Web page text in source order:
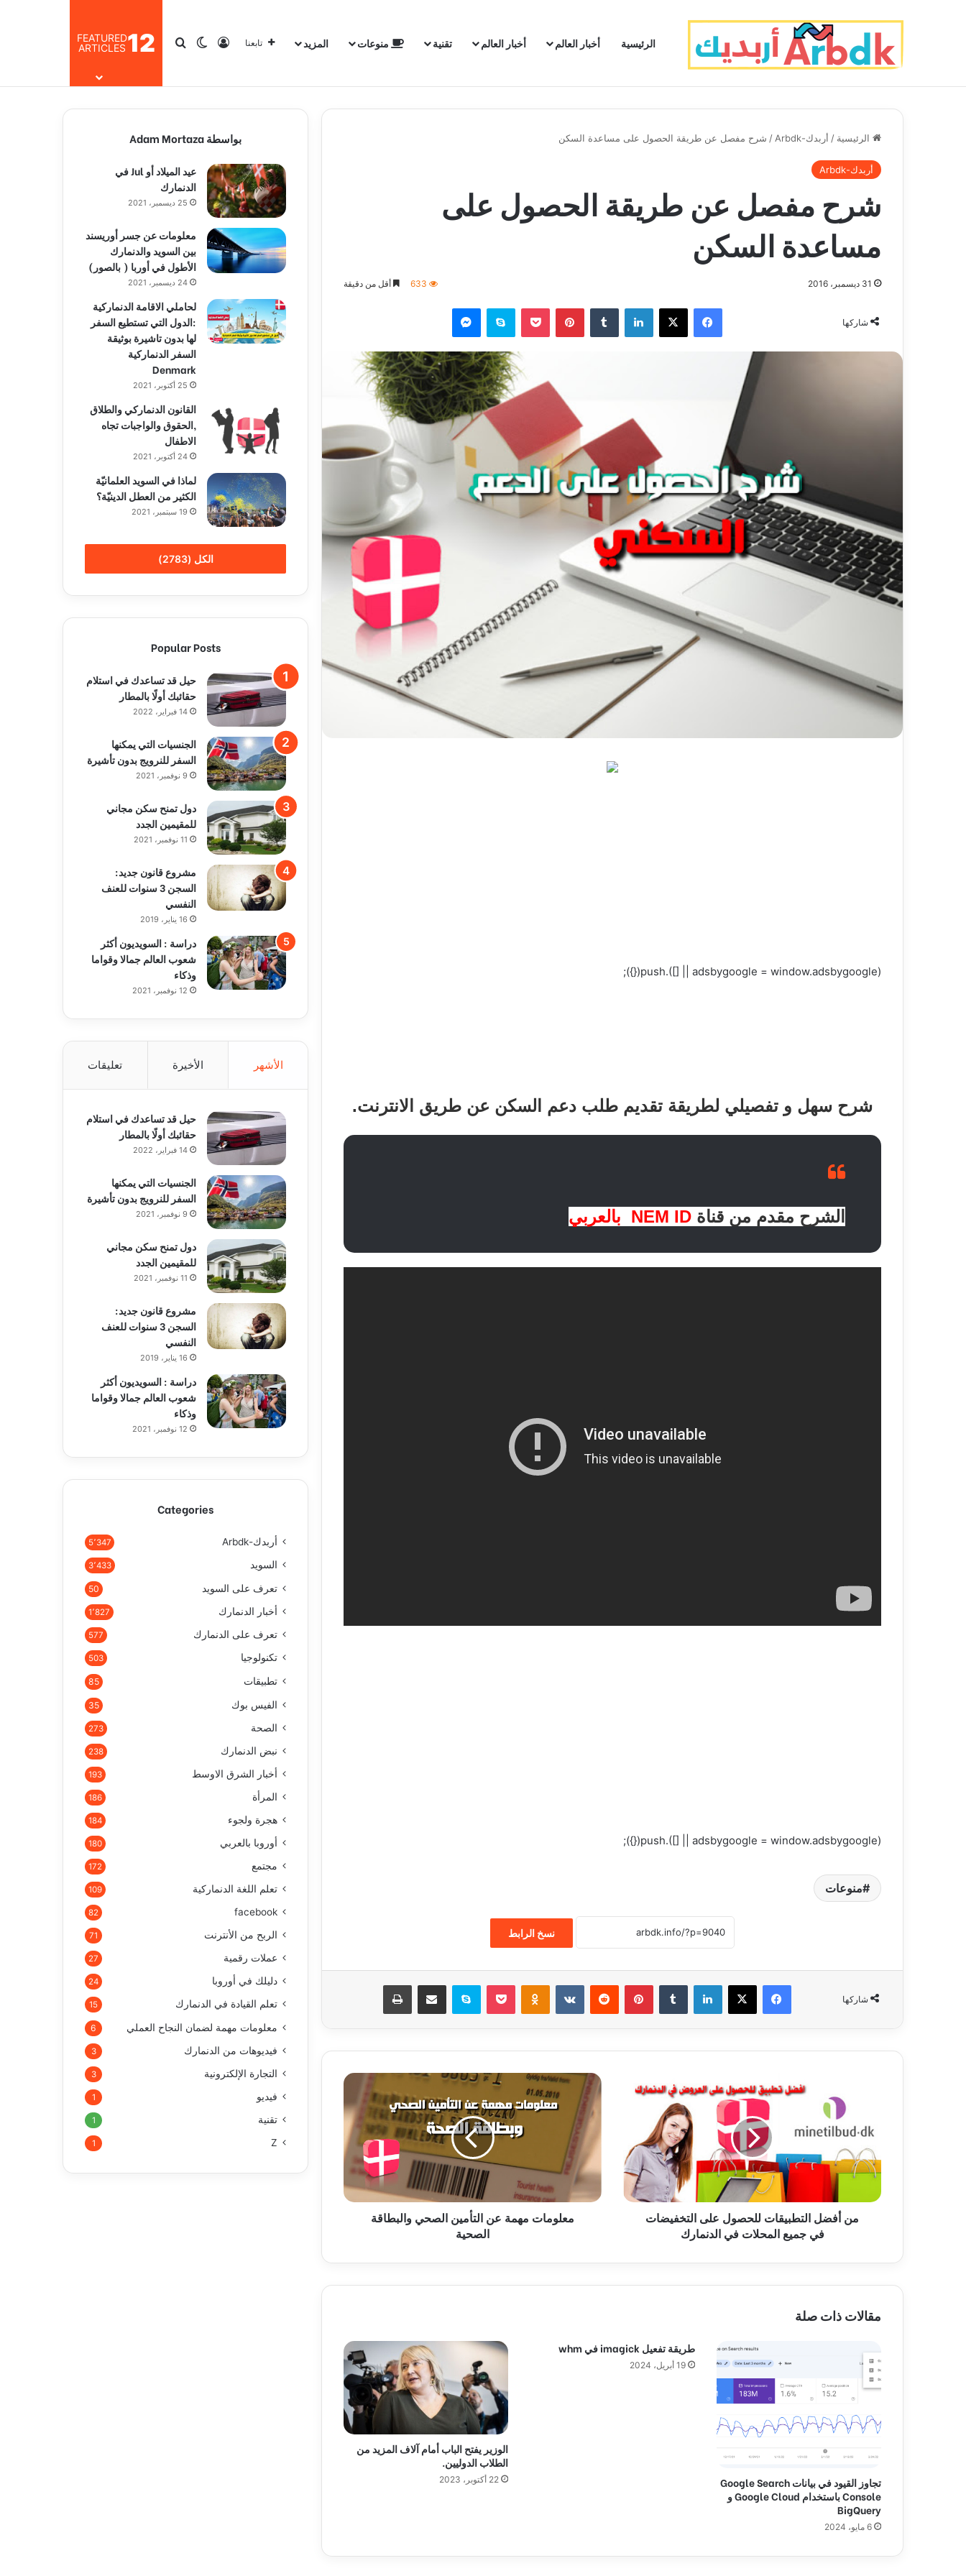
الرئيسية أخبار العالم أخبار العالم تقنية منوعات المزيد تابعنا تسجيل الدخول
الوضع المظلم
بحث عن12
FEATURED
ARTICLES
الرئيسية / أربدك-Arbdk / شرح مفصل عن طريقة الحصول على مساعدة السكن
أربدك-Arbdk
شرح مفصل عن طريقة الحصول على
مساعدة السكن
31 ديسمبر، 2016 633 أقل من دقيقة
شاركها
فيسبوك ‫X لينكدإن بينتيريست سكايب
(adsbygoogle = window.adsbygoogle || []).push({});
شرح سهل و تفصيلي لطريقة تقديم طلب دعم السكن عن طريق الانترنت.
الشرح مقدم من قناة NEM ID بالعربي
(adsbygoogle = window.adsbygoogle || []).push({});
منوعات
نسخ الرابط
شاركها
فيسبوك ‫X لينكدإن بينتيريست ‏VKontakte سكايب
ض
ل
ا
ت
ق
ل
ص
و
ل
ى
خ
ف
ي
ض
من أفضل التطبيقات للحصول على التخفيضات
في جميع المحلات في الدنمارك
م
ع
م
ت
ه
ن
ي
معلومات مهمة عن التأمين الصحي والبطاقة
الصحية
مقالات ذات صلة
تجاوز القيود في بيانات Google Search
Console باستخدام Google Cloud و
BigQuery
6 مايو، 2024
طريقة تفعيل imagick في whm
19 أبريل، 2024
الوزير يفتح الباب أمام آلاف المزيد من
الطلاب الدوليين.
22 أكتوبر، 2023
بواسطة Adam Mortaza
عيد الميلاد أو Jul في
الدنمارك
25 ديسمبر، 2021
معلومات عن جسر أوريسند
بين السويد والدنمارك
الأطول في أوربا ( بالصور)
24 ديسمبر، 2021
لحاملي الاقامة الدنماركية
:الدول التي تستطيع السفر
لها بدون تاشيرة بوثيقة
السفر الدنماركية
Denmark
25 أكتوبر، 2021
القانون الدنماركي والطلاق
,الحقوق والواجبات تجاه
الاطفال
24 أكتوبر، 2021
لماذا في السويد العلمانيّة
الكثير من العطل الدينيّة؟
19 سبتمبر، 2021
الكل (2783)
Popular Posts
حيل قد تساعدك في استلام
حقائبك أولًا بالمطار
14 فبراير، 2022
الجنسيات التي يمكنها
السفر للنرويج بدون تأشيرة
9 نوفمبر، 2021
دول تمنح سكن مجاني
للمقيمين الجدد
11 نوفمبر، 2021
مشروع قانون جديد:
السجن 3 سنوات للعنف
النفسي
16 يناير، 2019
دراسة : السويديون أكثر
شعوب العالم جمالا وقواما
وذكاء
12 نوفمبر، 2021
الأشهر الأخيرة تعليقات
حيل قد تساعدك في استلام
حقائبك أولًا بالمطار
14 فبراير، 2022
الجنسيات التي يمكنها
السفر للنرويج بدون تأشيرة
9 نوفمبر، 2021
دول تمنح سكن مجاني
للمقيمين الجدد
11 نوفمبر، 2021
مشروع قانون جديد:
السجن 3 سنوات للعنف
النفسي
16 يناير، 2019
دراسة : السويديون أكثر
شعوب العالم جمالا وقواما
وذكاء
12 نوفمبر، 2021
Categories
أربدك-Arbdk 5٬347
السويد 3٬433
تعرف على السويد 50
أخبار الدنمارك 1٬827
تعرف على الدنمارك 577
تكنولوجيا 503
تطبيقات 85
الفيس بوك 35
الصحة 273
نبض الدنمارك 238
أخبار الشرق الاوسط 193
المرأة 186
هجرة ولجوء 184
أوروبا بالعربي 180
مجتمع 172
تعلم اللغة الدنماركية 109
facebook
82
الربح من الأنترنت 71
عملات رقمية 27
دليلك في أوروبا 24
تعلم القيادة في الدنمارك 15
معلومات مهمة لضمان النجاح العملي 6
فيديوهات من الدنمارك 3
التجارة الإلكترونية 3
فيديو 1
تقنية 1
Z
1